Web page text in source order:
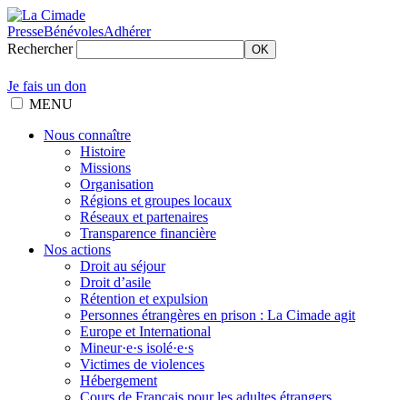
PresseBénévolesAdhérer
Rechercher
OK
Je fais un don
MENU
Nous connaître
Histoire
Missions
Organisation
Régions et groupes locaux
Réseaux et partenaires
Transparence financière
Nos actions
Droit au séjour
Droit d’asile
Rétention et expulsion
Personnes étrangères en prison : La Cimade agit
Europe et International
Mineur·e·s isolé·e·s
Victimes de violences
Hébergement
Cours de Français pour les adultes étrangers